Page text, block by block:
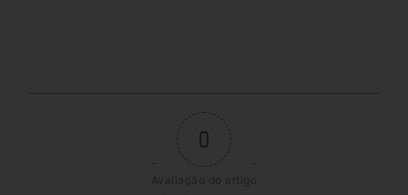
0
Avaliação do artigo